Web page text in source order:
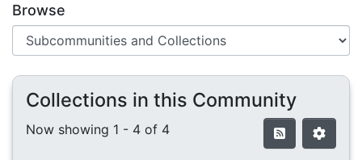
(current)
Browse
Collections in this Community
Now showing 1 - 4 of 4